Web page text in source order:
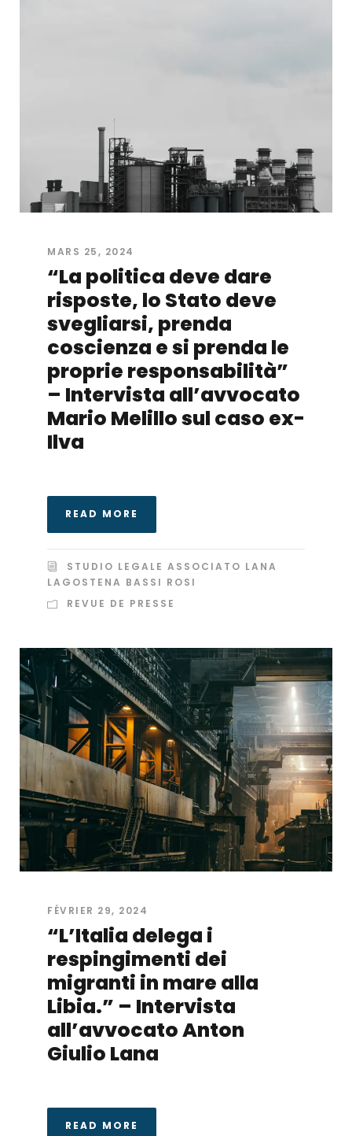
MARS 25, 2024
“La politica deve dare
risposte, lo Stato deve
svegliarsi, prenda
coscienza e si prenda le
proprie responsabilità”
– Intervista all’avvocato
Mario Melillo sul caso ex-
Ilva
READ MORE
STUDIO LEGALE ASSOCIATO LANA
LAGOSTENA BASSI ROSI
REVUE DE PRESSE
FÉVRIER 29, 2024
“L’Italia delega i
respingimenti dei
migranti in mare alla
Libia.” – Intervista
all’avvocato Anton
Giulio Lana
READ MORE